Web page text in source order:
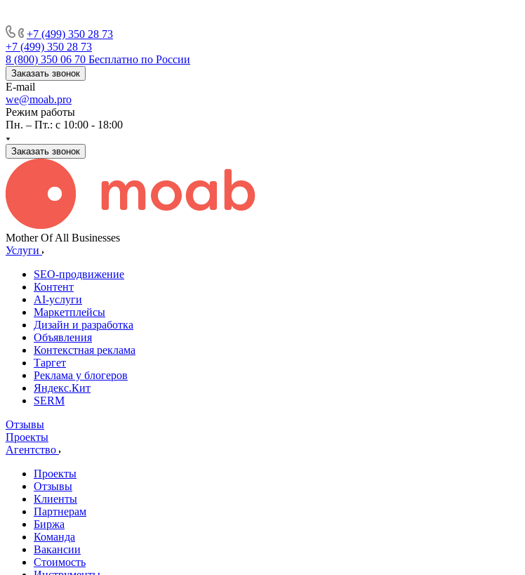
+7 (499) 350 28 73
+7 (499) 350 28 73
8 (800) 350 06 70 Бесплатно по России
Заказать звонок
E-mail
we@moab.pro
Режим работы
Пн. – Пт.: с 10:00 - 18:00
Заказать звонок
Mother Of All Businesses
Услуги
SEO-продвижение
Контент
AI-услуги
Маркетплейсы
Дизайн и разработка
Объявления
Контекстная реклама
Таргет
Реклама у блогеров
Яндекс.Кит
SERM
Отзывы
Проекты
Агентство
Проекты
Отзывы
Клиенты
Партнерам
Биржа
Команда
Вакансии
Стоимость